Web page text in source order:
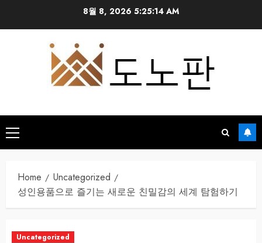
8월 8, 2026 5:25:15 AM
Primary
Menu
Home
Uncategorized
성인용품으로 즐기는 새로운 친밀감의 세계 탐험하기
Uncategorized